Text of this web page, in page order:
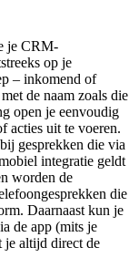
je CRM-
op je
– inkomend of
de naam zoals die
open je eenvoudig
acties uit te voeren.
gesprekken die via
integratie geldt
worden de
die
Daarnaast kun je
de app (mits je
je altijd direct de